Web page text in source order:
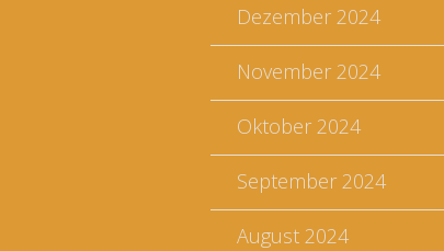
Dezember 2024
November 2024
Oktober 2024
September 2024
August 2024